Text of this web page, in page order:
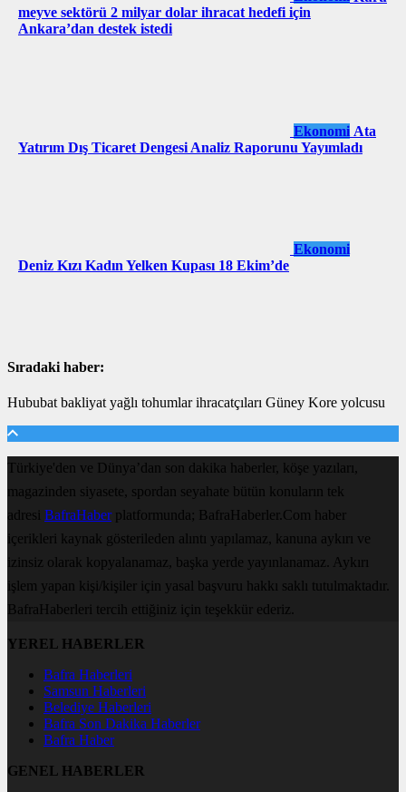
meyve sektörü 2 milyar dolar ihracat hedefi için
Ankara’dan destek istedi
Ekonomi Ata
Yatırım Dış Ticaret Dengesi Analiz Raporunu Yayımladı
Ekonomi
Deniz Kızı Kadın Yelken Kupası 18 Ekim’de
Sıradaki haber:
Hububat bakliyat yağlı tohumlar ihracatçıları Güney Kore yolcusu
Türkiye'den ve Dünya’dan son dakika haberler, köşe yazıları,
magazinden siyasete, spordan seyahate bütün konuların tek
adresi BafraHaberplatformunda; BafraHaberler.Com haber
içerikleri kaynak gösterileden alıntı yapılamaz, kanuna aykırı ve
izinsiz olarak kopyalanamaz, başka yerde yayınlanamaz. Aykırı
işlem yapan kişi/kişiler için yasal başvuru hakkı saklı tutulmaktadır.
BafraHaberleri tercih ettiğiniz için teşekkür ederiz.
YEREL HABERLER
Bafra Haberleri
Samsun Haberleri
Belediye Haberleri
Bafra Son Dakika Haberler
Bafra Haber
GENEL HABERLER